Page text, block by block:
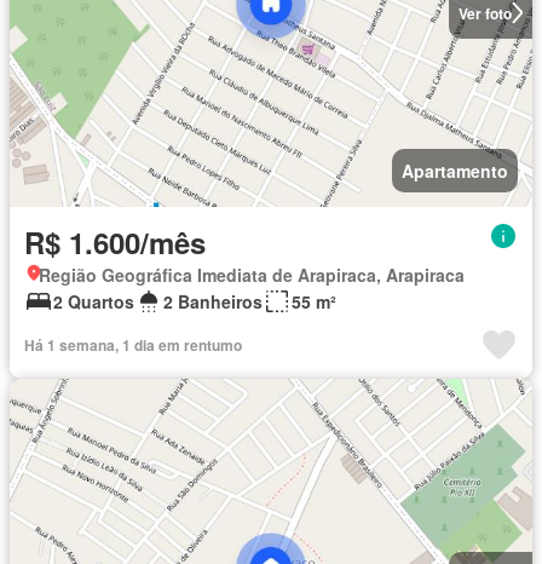
Ver foto
Apartamento
R$ 1.600/mês
Região Geográfica Imediata de Arapiraca, Arapiraca
2 Quartos
2 Banheiros 55 m²
Há 1 semana, 1 dia em rentumo